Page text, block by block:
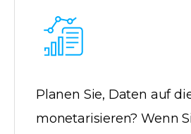
Planen Sie, Daten auf
monetarisieren? Wenn